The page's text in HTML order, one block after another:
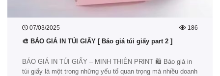
07/03/2025 186
🎨 BÁO GIÁ IN TÚI GIẤY [ Báo giá túi giấy part 2 ]
BÁO GIÁ IN TÚI GIẤY – MINH THIÊN PRINT 🛍️ Báo giá in
túi giấy là một trong những yếu tố quan trọng mà nhiều doanh